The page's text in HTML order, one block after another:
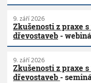
9. září 2026
Zkušenosti z praxe
dřevostaveb -
9. září 2026
Zkušenosti z praxe
dřevostaveb -